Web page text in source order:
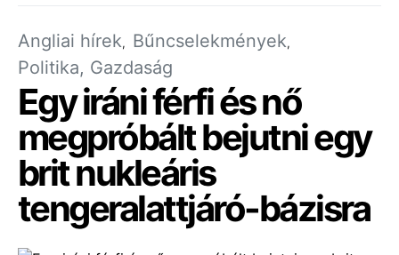
Angliai hírek Bűncselekmények
Politika, Gazdaság
Egy iráni férfi és nő
megpróbált bejutni egy
brit nukleáris
tengeralattjáró-bázisra